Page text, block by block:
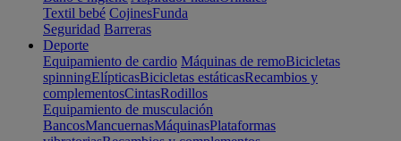
Textil bebé CojinesFunda
Seguridad Barreras
Deporte
Equipamiento de cardio Máquinas de remoBicicletas
spinningElípticasBicicletas estáticasRecambios y
complementosCintasRodillos
Equipamiento de musculación
BancosMancuernasMáquinasPlataformas